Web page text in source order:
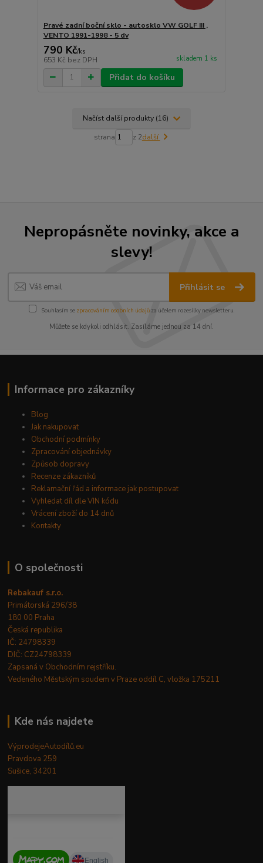
Pravé zadní boční sklo - autosklo VW GOLF III ,
VENTO 1991-1998 - 5 dv
790 Kč/ks
653 Kč bez DPH skladem 1 ks
Přidat do košíku
Načíst další produkty (16)
strana z 2další
Nepropásněte novinky, akce a
slevy!
Přihlásit se
Souhlasím se zpracováním osobních údajůza účelem rozesílky newsletteru.
Můžete se kdykoli odhlásit. Zasíláme jednou za 14 dní.
Informace pro zákazníky
Blog
Jak nakupovat
Obchodní podmínky
Zpracování objednávky
Způsob dopravy
Recenze zákazníků
Reklamační řád a informace jak postupovat
Vyhledat díl dle VIN kódu
Vrácení zboží do 14 dnů
Kontakty
O společnosti
Rebakauf s.r.o.
Primátorská 296/38
180 00 Praha
Česká republika
IČ: 24798339
DIČ: CZ24798339
Zapsaná v Obchodním rejstříku.
Vedeného Městským soudem v Praze oddíl C, vložka 175211
Kde nás najdete
VýprodejeAutodílů.eu
Pravdova 259
Sušice, 34201